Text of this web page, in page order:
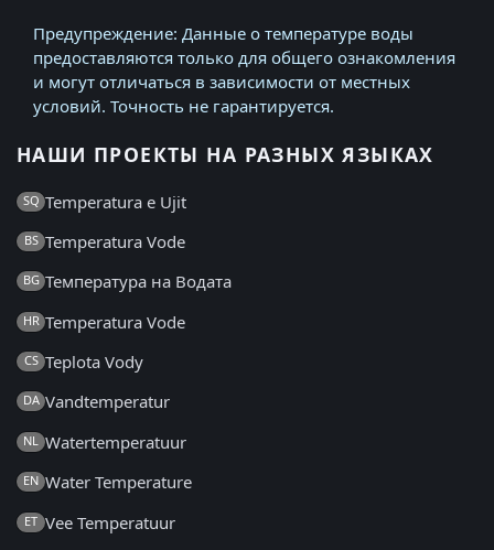
Предупреждение: Данные о температуре воды
предоставляются только для общего ознакомления
и могут отличаться в зависимости от местных
условий. Точность не гарантируется.
НАШИ ПРОЕКТЫ НА РАЗНЫХ ЯЗЫКАХ
SQ Temperatura e Ujit
BS Temperatura Vode
BG Температура на Водата
HR Temperatura Vode
CS Teplota Vody
DA Vandtemperatur
NL Watertemperatuur
EN Water Temperature
ET Vee Temperatuur